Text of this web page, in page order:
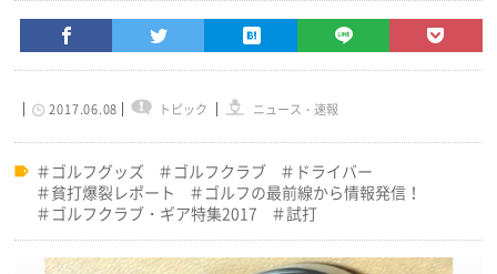
2017.06.08 トピック ニュース・速報
ゴルフグッズ ゴルフクラブ
ドライバー
貧打爆裂レポート
ゴルフの最前線から情報発信！
ゴルフクラブ・ギア特集2017
試打